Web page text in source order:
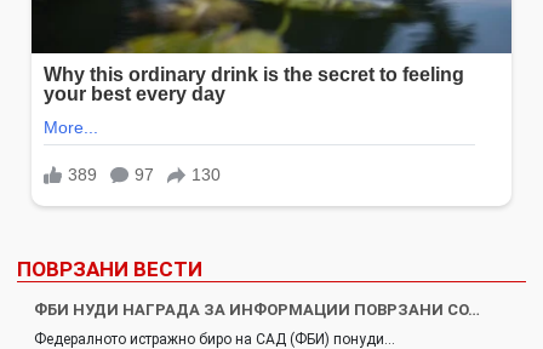
ПОВРЗАНИ ВЕСТИ
ФБИ НУДИ НАГРАДА ЗА ИНФОРМАЦИИ ПОВРЗАНИ СО…
Федералното истражно биро на САД (ФБИ) понуди…